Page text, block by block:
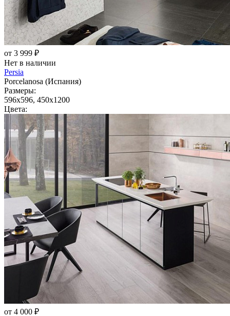
от 3 999 ₽
Нет в наличии
Persia
Porcelanosa (Испания)
Размеры:
596x596, 450x1200
Цвета:
от 4 000 ₽